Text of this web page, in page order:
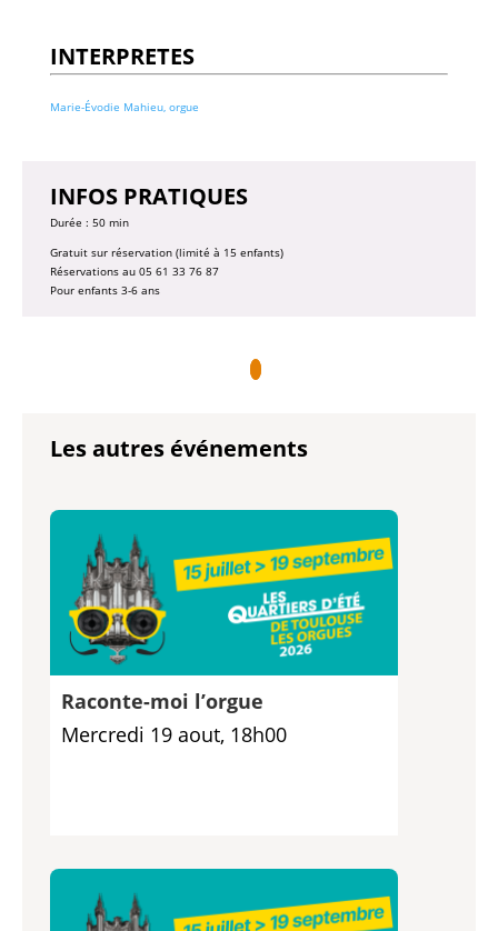
INTERPRETES
Marie-Évodie Mahieu, orgue
INFOS PRATIQUES
Durée : 50 min
Gratuit sur réservation (limité à 15 enfants)
Réservations au 05 61 33 76 87
Pour enfants 3-6 ans
Les autres événements
Raconte-moi l’orgue
Mercredi 19 aout, 18h00